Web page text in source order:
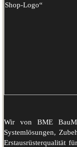
Wir von BME
Systemlösungen,
Erstausrüsterqualität